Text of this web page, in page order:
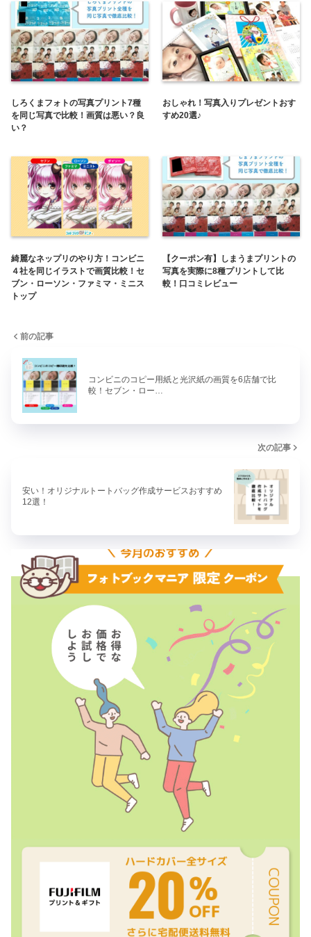
しろくまフォトの写真プリント7種
を同じ写真で比較！画質は悪い？良
い？
おしゃれ！写真入りプレゼントおす
すめ20選♪
綺麗なネップリのやり方！コンビニ
４社を同じイラストで画質比較！セ
ブン・ローソン・ファミマ・ミニス
トップ
【クーポン有】しまうまプリントの
写真を実際に8種プリントして比
較！口コミレビュー
前の記事
コンビニのコピー用紙と光沢紙の画質を6店舗で比
較！セブン・ロー…
次の記事
安い！オリジナルトートバッグ作成サービスおすすめ
12選！